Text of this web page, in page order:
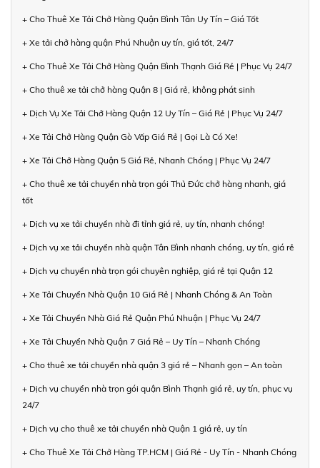
+ Cho Thuê Xe Tải Chở Hàng Quận Bình Tân Uy Tín – Giá Tốt
+ Xe tải chở hàng quận Phú Nhuận uy tín, giá tốt, 24/7
+ Cho Thuê Xe Tải Chở Hàng Quận Bình Thạnh Giá Rẻ | Phục Vụ 24/7
+ Cho thuê xe tải chở hàng Quận 8 | Giá rẻ, không phát sinh
+ Dịch Vụ Xe Tải Chở Hàng Quận 12 Uy Tín – Giá Rẻ | Phục Vụ 24/7
+ Xe Tải Chở Hàng Quận Gò Vấp Giá Rẻ | Gọi Là Có Xe!
+ Xe Tải Chở Hàng Quận 5 Giá Rẻ, Nhanh Chóng | Phục Vụ 24/7
+ Cho thuê xe tải chuyển nhà trọn gói Thủ Đức chở hàng nhanh, giá
tốt
+ Dịch vụ xe tải chuyển nhà đi tỉnh giá rẻ, uy tín, nhanh chóng!
+ Dịch vụ xe tải chuyển nhà quận Tân Bình nhanh chóng, uy tín, giá rẻ
+ Dịch vụ chuyển nhà trọn gói chuyên nghiệp, giá rẻ tại Quận 12
+ Xe Tải Chuyển Nhà Quận 10 Giá Rẻ | Nhanh Chóng & An Toàn
+ Xe Tải Chuyển Nhà Giá Rẻ Quận Phú Nhuận | Phục Vụ 24/7
+ Xe Tải Chuyển Nhà Quận 7 Giá Rẻ – Uy Tín – Nhanh Chóng
+ Cho thuê xe tải chuyển nhà quận 3 giá rẻ – Nhanh gọn – An toàn
+ Dịch vụ chuyển nhà trọn gói quận Bình Thạnh giá rẻ, uy tín, phục vụ
24/7
+ Dịch vụ cho thuê xe tải chuyển nhà Quận 1 giá rẻ, uy tín
+ Cho Thuê Xe Tải Chở Hàng TP.HCM | Giá Rẻ - Uy Tín - Nhanh Chóng